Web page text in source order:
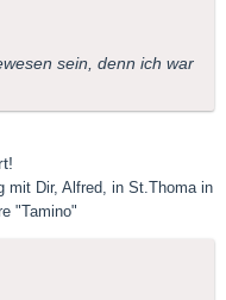
sein, denn ich war
mit Dir, Alfred, in St.Thoma in
"Tamino"